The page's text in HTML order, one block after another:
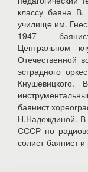
классу баяна
училище им.
1947 -
Центральном
Отечественной
эстрадного
баянист
Н.Надеждиной. В
СССР по
солист-баянист